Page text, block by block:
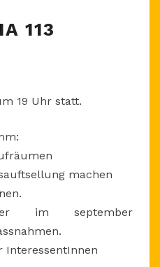
113 113
19 Uhr statt.
machen
im september
InteressentInnen